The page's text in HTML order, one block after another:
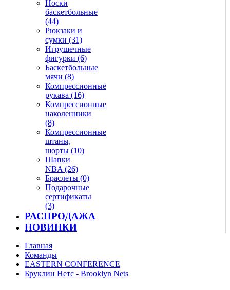
Носки
баскетбольные
(44)
Рюкзаки и
сумки (31)
Игрушечные
фигурки (6)
Баскетбольные
мячи (8)
Компрессионные
рукава (16)
Компрессионные
наколенники
(8)
Компрессионные
штаны,
шорты (10)
Шапки
NBA (26)
Браслеты (0)
Подарочные
сертификаты
(3)
РАСПРОДАЖА
НОВИНКИ
Главная
Команды
EASTERN CONFERENCE
Бруклин Нетс - Brooklyn Nets